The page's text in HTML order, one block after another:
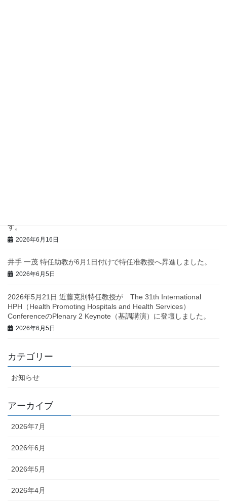
す。
2026年6月16日
井手 一茂 特任助教が6月1日付けで特任准教授へ昇進しました。
2026年6月5日
2026年5月21日 近藤克則特任教授が The 31th International
HPH（Health Promoting Hospitals and Health Services）
ConferenceのPlenary 2 Keynote（基調講演）に登壇しました。
2026年6月5日
カテゴリー
お知らせ
アーカイブ
2026年7月
2026年6月
2026年5月
2026年4月